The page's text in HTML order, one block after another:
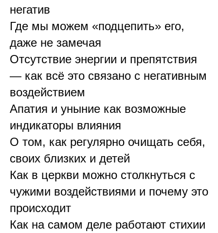
негатив
Где мы можем «подцепить» его,
даже не замечая
Отсутствие энергии и препятствия
— как всё это связано с негативным
воздействием
Апатия и уныние как возможные
индикаторы влияния
О том, как регулярно очищать себя,
своих близких и детей
Как в церкви можно столкнуться с
чужими воздействиями и почему это
происходит
Как на самом деле работают стихии